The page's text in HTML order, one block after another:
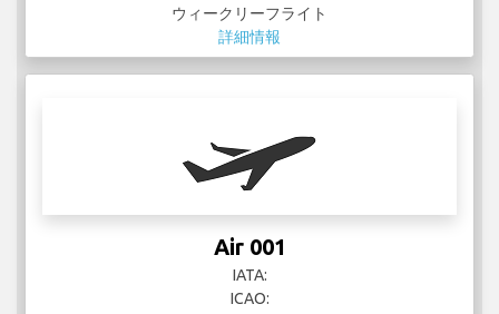
ウィークリーフライト
詳細情報
Air 001
IATA:
ICAO: